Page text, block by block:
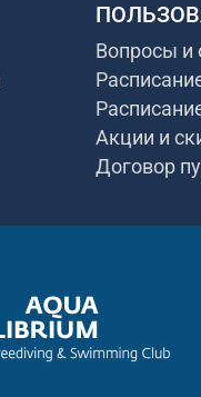
Вопросы и
Акции и
Договор